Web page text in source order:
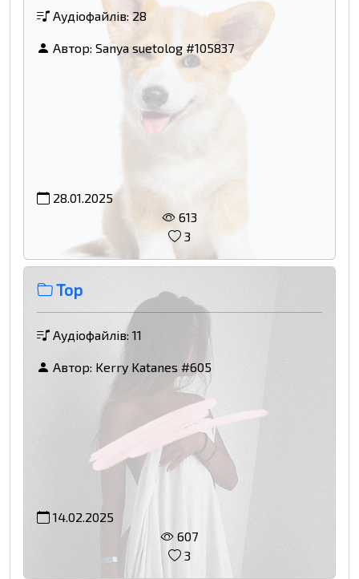
Аудіофайлів: 28
Автор: Sanya suetolog #105837
28.01.2025
613
3
Top
Аудіофайлів: 11
Автор: Kerry Katanes #605
14.02.2025
607
3